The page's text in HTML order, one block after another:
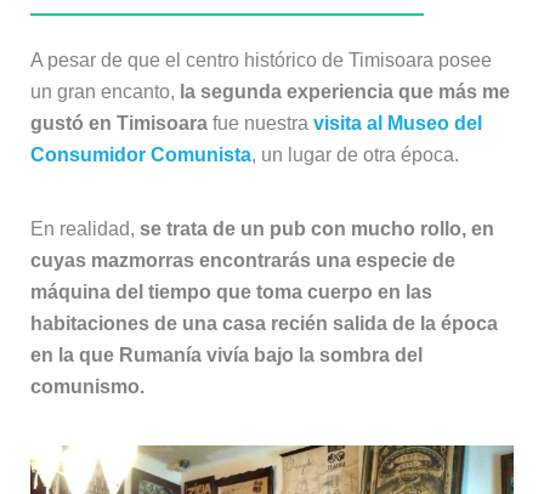
A pesar de que el centro histórico de Timisoara posee
un gran encanto, la segunda experiencia que más me
gustó en Timisoarafue nuestra visita al Museo del
Consumidor Comunista, un lugar de otra época.
En realidad, se trata de un pub con mucho rollo, en
cuyas mazmorras encontrarás una especie de
máquina del tiempo que toma cuerpo en las
habitaciones de una casa recién salida de la época
en la que Rumanía vivía bajo la sombra del
comunismo.